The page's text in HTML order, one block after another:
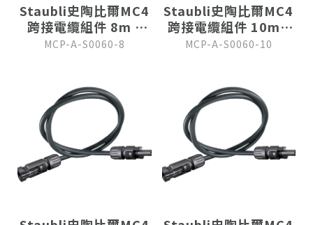
Staubli史陶比爾MC4
跨接電纜組件 8m (
12 AWG )
MCP-A-S0060-8
Staubli史陶比爾MC4
跨接電纜組件 10m (
12 AWG )
MCP-A-S0060-10